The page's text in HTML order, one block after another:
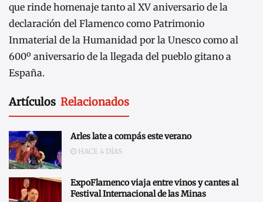
que rinde homenaje tanto al XV aniversario de la
declaración del Flamenco como Patrimonio
Inmaterial de la Humanidad por la Unesco como al
600º aniversario de la llegada del pueblo gitano a
España.
Artículos Relacionados
Arles late a compás este verano
HACE 4 DÍAS
ExpoFlamenco viaja entre vinos y cantes al
Festival Internacional de las Minas